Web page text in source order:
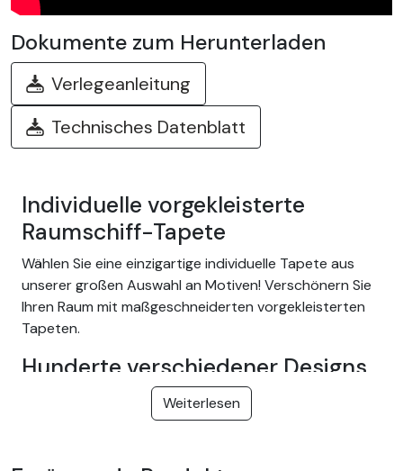
Dokumente zum Herunterladen
Verlegeanleitung
Technisches Datenblatt
Individuelle vorgekleisterte
Raumschiff-Tapete
Wählen Sie eine einzigartige individuelle Tapete aus
unserer großen Auswahl an Motiven! Verschönern Sie
Ihren Raum mit maßgeschneiderten vorgekleisterten
Tapeten.
Hunderte verschiedener Designs
Wählen Sie aus unserem breiten Sortiment an einfach
anzubringenden Kleistertapeten mit Themen wie
Weiterlesen